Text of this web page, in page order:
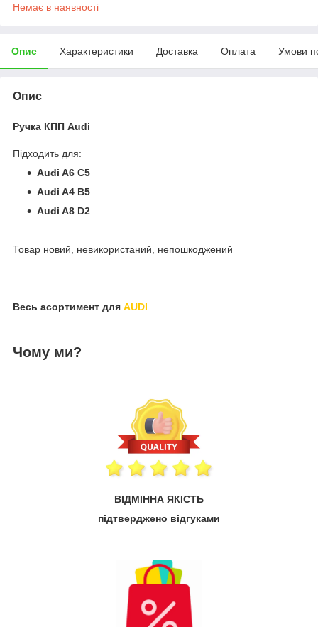
Немає в наявності
Опис Характеристики Доставка Оплата Умови
Опис
Ручка КПП Audi
Підходить для:
Audi A6 C5
Audi A4 B5
Audi A8 D2
Товар новий, невикористаний, непошкоджений
Весь асортимент для AUDI
Чому ми?
ВІДМІННА ЯКІСТЬ
підтверджено відгуками